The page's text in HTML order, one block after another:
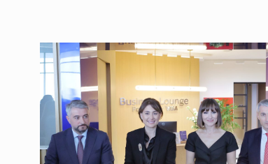
ᲔᲙᲝᲜᲝᲛᲘᲙᲐ 10/
8
საქართველოს
დერეფნის…
ᲔᲙᲝᲜᲝᲛᲘᲙᲐ